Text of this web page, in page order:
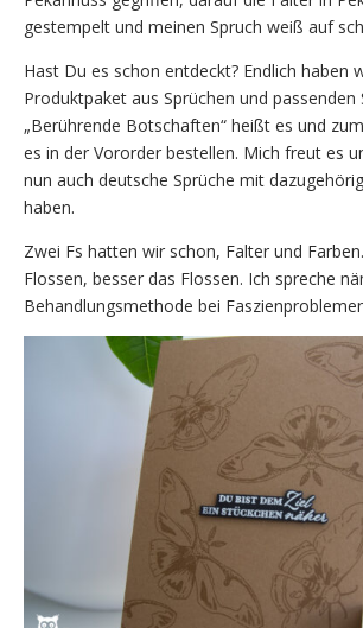
gestempelt und meinen Spruch weiß auf
Hast Du es schon entdeckt? Endlich haben
Produktpaket aus Sprüchen und passenden
„Berührende Botschaften“ heißt es und
es in der Vororder bestellen. Mich freut es
nun auch deutsche Sprüche mit
haben.
Zwei Fs hatten wir schon, Falter und
Flossen, besser das Flossen. Ich spreche
Behandlungsmethode bei